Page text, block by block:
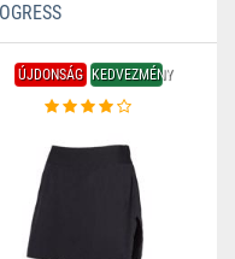
ÚJDONSÁG KEDVEZMÉNY